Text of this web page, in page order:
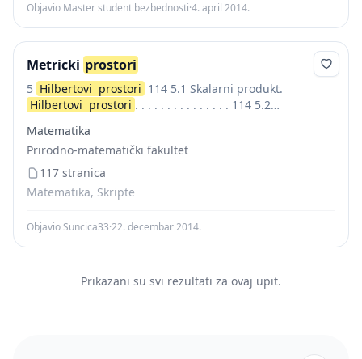
Objavio Master student bezbednosti·4. april 2014.
Metricki prostori
5 Hilbertovi prostori 114 5.1 Skalarni produkt.
Hilbertovi prostori . . . . . . . . . . . . . . . 114 5.2
Matematika
Prirodno-matematički fakultet
117 stranica
Matematika, Skripte
Objavio Suncica33·22. decembar 2014.
Prikazani su svi rezultati za ovaj upit.